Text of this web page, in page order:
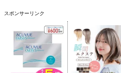
スポンサーリンク